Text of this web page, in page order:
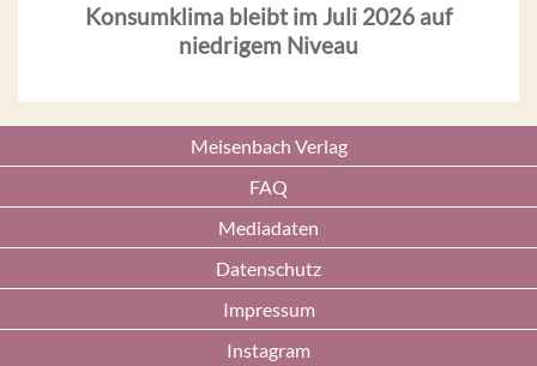
Konsumklima bleibt im Juli 2026 auf
niedrigem Niveau
Meisenbach Verlag
FAQ
Mediadaten
Datenschutz
Impressum
Instagram